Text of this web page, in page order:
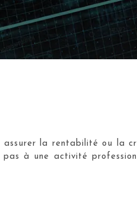
la rentabilité ou la
à une activité